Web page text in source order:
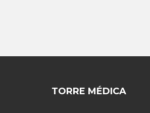
TORRE MÉDICA